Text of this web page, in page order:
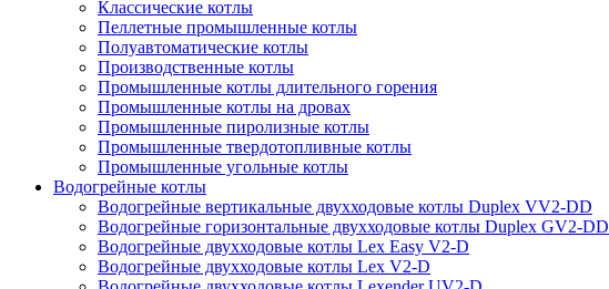
Классические котлы
Пеллетные промышленные котлы
Полуавтоматические котлы
Производственные котлы
Промышленные котлы длительного горения
Промышленные котлы на дровах
Промышленные пиролизные котлы
Промышленные твердотопливные котлы
Промышленные угольные котлы
Водогрейные котлы
Водогрейные вертикальные двухходовые котлы Duplex VV2-DD
Водогрейные горизонтальные двухходовые котлы Duplex GV2-DD
Водогрейные двухходовые котлы Lex Easy V2-D
Водогрейные двухходовые котлы Lex V2-D